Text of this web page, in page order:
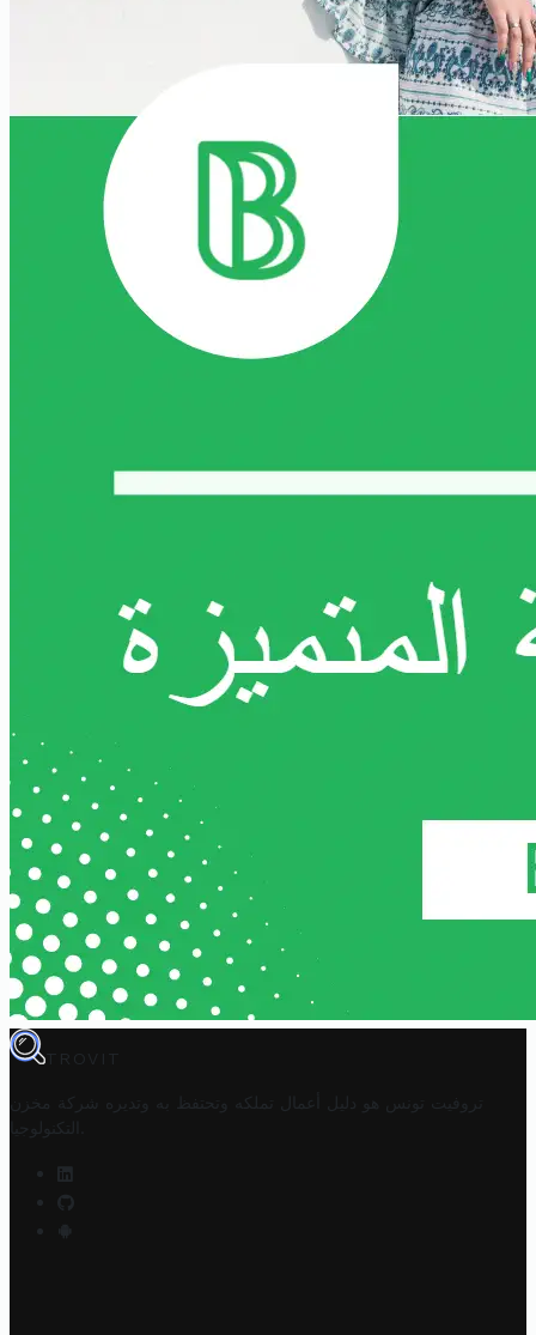
TROVIT
تروفيت تونس هو دليل أعمال تملكه وتحتفظ به وتديره
شركة مخزن
التكنولوجيا